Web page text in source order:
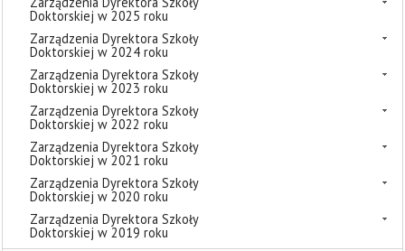
Doktorskiej w 2025 roku
Zarządzenia Dyrektora Szkoły
Doktorskiej w 2024 roku
Zarządzenia Dyrektora Szkoły
Doktorskiej w 2023 roku
Zarządzenia Dyrektora Szkoły
Doktorskiej w 2022 roku
Zarządzenia Dyrektora Szkoły
Doktorskiej w 2021 roku
Zarządzenia Dyrektora Szkoły
Doktorskiej w 2020 roku
Zarządzenia Dyrektora Szkoły
Doktorskiej w 2019 roku